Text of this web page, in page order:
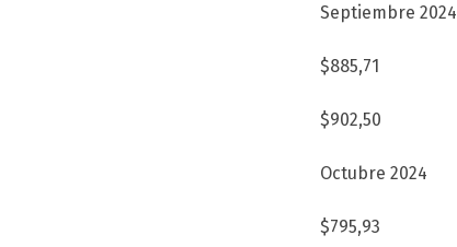
Septiembre 2024
$885,71
$902,50
Octubre 2024
$795,93